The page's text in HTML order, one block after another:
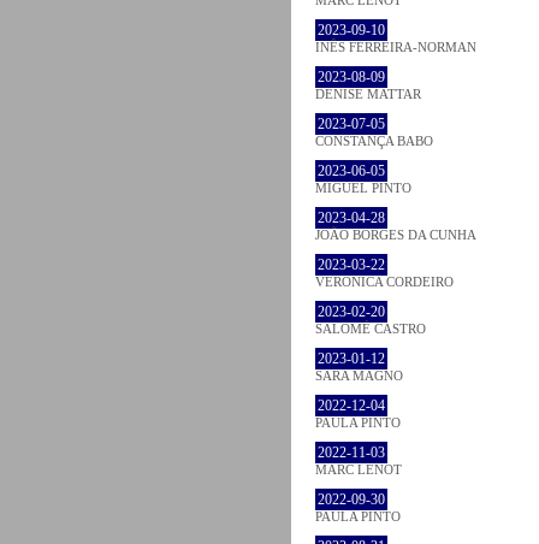
2023-09-10
INÊS FERREIRA-NORMAN
2023-08-09
DENISE MATTAR
2023-07-05
CONSTANÇA BABO
2023-06-05
MIGUEL PINTO
2023-04-28
JOÃO BORGES DA CUNHA
2023-03-22
VERONICA CORDEIRO
2023-02-20
SALOMÉ CASTRO
2023-01-12
SARA MAGNO
2022-12-04
PAULA PINTO
2022-11-03
MARC LENOT
2022-09-30
PAULA PINTO